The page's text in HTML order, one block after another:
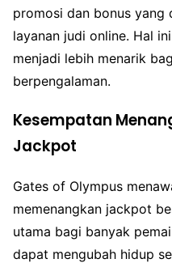
promosi dan bonus yang
layanan judi online. Hal
menjadi lebih menarik
berpengalaman.
Kesempatan
Jackpot
Gates of Olympus
memenangkan jackpot
utama bagi banyak
dapat mengubah hidup